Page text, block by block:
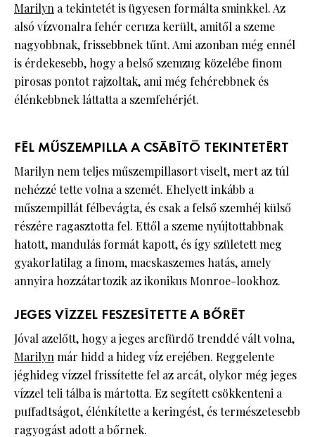
Marilyn a tekintetét is ügyesen formálta sminkkel. Az
alsó vízvonalra fehér ceruza került, amitől a szeme
nagyobbnak, frissebbnek tűnt. Ami azonban még ennél
is érdekesebb, hogy a belső szemzug közelébe finom
pirosas pontot rajzoltak, ami még fehérebbnek és
élénkebbnek láttatta a szemfehérjét.
FÉL MŰSZEMPILLA A CSÁBÍTÓ TEKINTETÉRT
Marilyn nem teljes műszempillasort viselt, mert az túl
nehézzé tette volna a szemét. Ehelyett inkább a
műszempillát félbevágta, és csak a felső szemhéj külső
részére ragasztotta fel. Ettől a szeme nyújtottabbnak
hatott, mandulás formát kapott, és így született meg
gyakorlatilag a finom, macskaszemes hatás, amely
annyira hozzátartozik az ikonikus Monroe-lookhoz.
JEGES VÍZZEL FESZESÍTETTE A BŐRÉT
Jóval azelőtt, hogy a jeges arcfürdő trenddé vált volna,
Marilynmár hidd a hideg víz erejében. Reggelente
jéghideg vízzel frissítette fel az arcát, olykor még jeges
vízzel teli tálba is mártotta. Ez segített csökkenteni a
puffadtságot, élénkítette a keringést, és természetesebb
ragyogást adott a bőrnek.